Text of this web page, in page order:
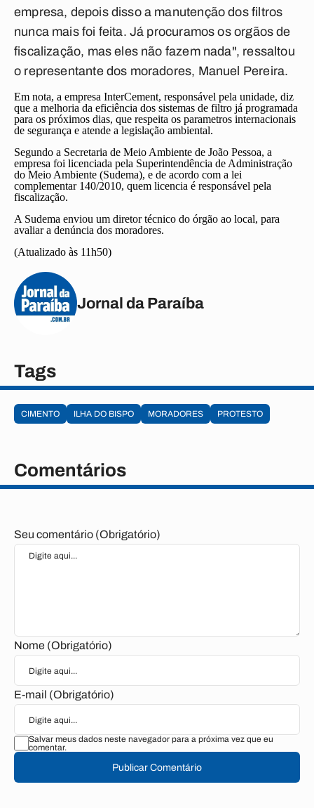
empresa, depois disso a manutenção dos filtros
nunca mais foi feita. Já procuramos os orgãos de
fiscalização, mas eles não fazem nada", ressaltou
o representante dos moradores, Manuel Pereira.
Em nota, a empresa InterCement, responsável pela unidade, diz
que a melhoria da eficiência dos sistemas de filtro já programada
para os próximos dias, que respeita os parametros internacionais
de segurança e atende a legislação ambiental.
Segundo a Secretaria de Meio Ambiente de João Pessoa, a
empresa foi licenciada pela Superintendência de Administração
do Meio Ambiente (Sudema), e de acordo com a lei
complementar 140/2010, quem licencia é responsável pela
fiscalização.
A Sudema enviou um diretor técnico do órgão ao local, para
avaliar a denúncia dos moradores.
(Atualizado às 11h50)
Jornal da Paraíba
Tags
CIMENTO ILHA DO BISPO MORADORES PROTESTO
Comentários
Seu comentário (Obrigatório)
Nome (Obrigatório)
E-mail (Obrigatório)
Salvar meus dados neste navegador para a próxima vez que eu
comentar.
Publicar Comentário